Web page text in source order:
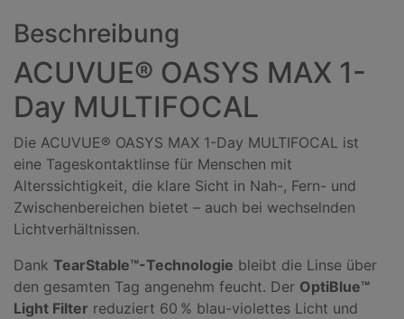
z
h
:
Beschreibung
ACUVUE® OASYS MAX 1-
Day MULTIFOCAL
Die ACUVUE® OASYS MAX 1-Day MULTIFOCAL ist
eine Tageskontaktlinse für Menschen mit
Alterssichtigkeit, die klare Sicht in Nah-, Fern- und
Zwischenbereichen bietet – auch bei wechselnden
Lichtverhältnissen.
Dank TearStable™-Technologie bleibt die Linse über
den gesamten Tag angenehm feucht. Der OptiBlue™
Light Filter reduziert 60 % blau-violettes Licht und